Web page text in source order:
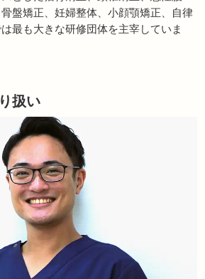
盤矯正、妊婦整体、小顔顎矯正、自律
最も大きな研修団体を主宰していま
扱い